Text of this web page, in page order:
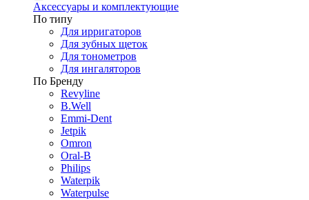
Аксессуары и комплектующие
По типу
Для ирригаторов
Для зубных щеток
Для тонометров
Для ингаляторов
По Бренду
Revyline
B.Well
Emmi-Dent
Jetpik
Omron
Oral-B
Philips
Waterpik
Waterpulse